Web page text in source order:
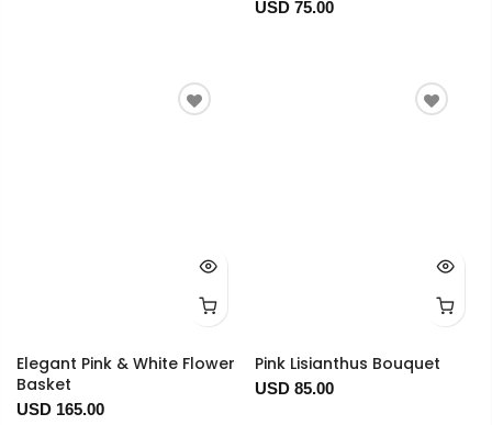
USD 75.00
Elegant Pink & White Flower
Basket
USD 165.00
Pink Lisianthus Bouquet
USD 85.00